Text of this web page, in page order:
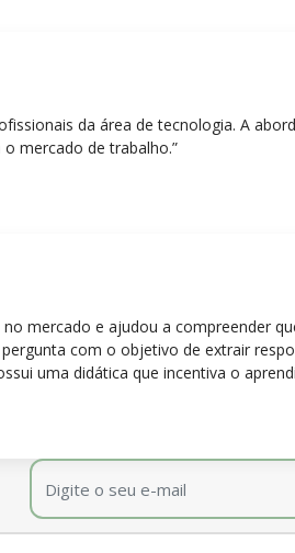
da área de tecnologia. A
mercado de trabalho.”
mercado e ajudou a compreender
com o objetivo de extrair
uma didática que incentiva o
E-mail